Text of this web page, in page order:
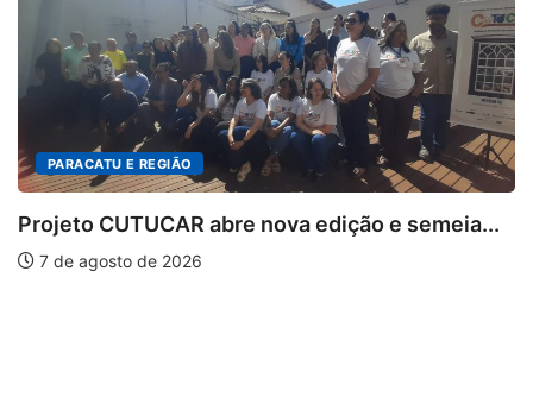
PARACATU E REGIÃO
Projeto CUTUCAR abre nova edição e semeia...
7 de agosto de 2026